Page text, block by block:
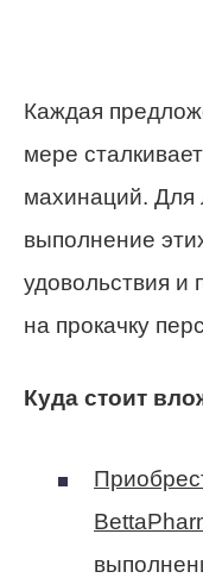
Каждая
мере
махинаций. Для
выполнение
удовольствия и
на прокачку
Куда стоит